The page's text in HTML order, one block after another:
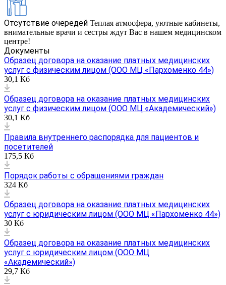
Отсутствие очередей Теплая атмосфера, уютные кабинеты,
внимательные врачи и сестры ждут Вас в нашем медицинском
центре!
Документы
Образец договора на оказание платных медицинских
услуг с физическим лицом (ООО МЦ «Пархоменко 44»)
30,1 Кб
Образец договора на оказание платных медицинских
услуг с физическим лицом (ООО МЦ «Академический»)
30,1 Кб
Правила внутреннего распорядка для пациентов и
посетителей
175,5 Кб
Порядок работы с обращениями граждан
324 Кб
Образец договора на оказание платных медицинских
услуг с юридическим лицом (ООО МЦ «Пархоменко 44»)
30 Кб
Образец договора на оказание платных медицинских
услуг с юридическим лицом (ООО МЦ
«Академический»)
29,7 Кб